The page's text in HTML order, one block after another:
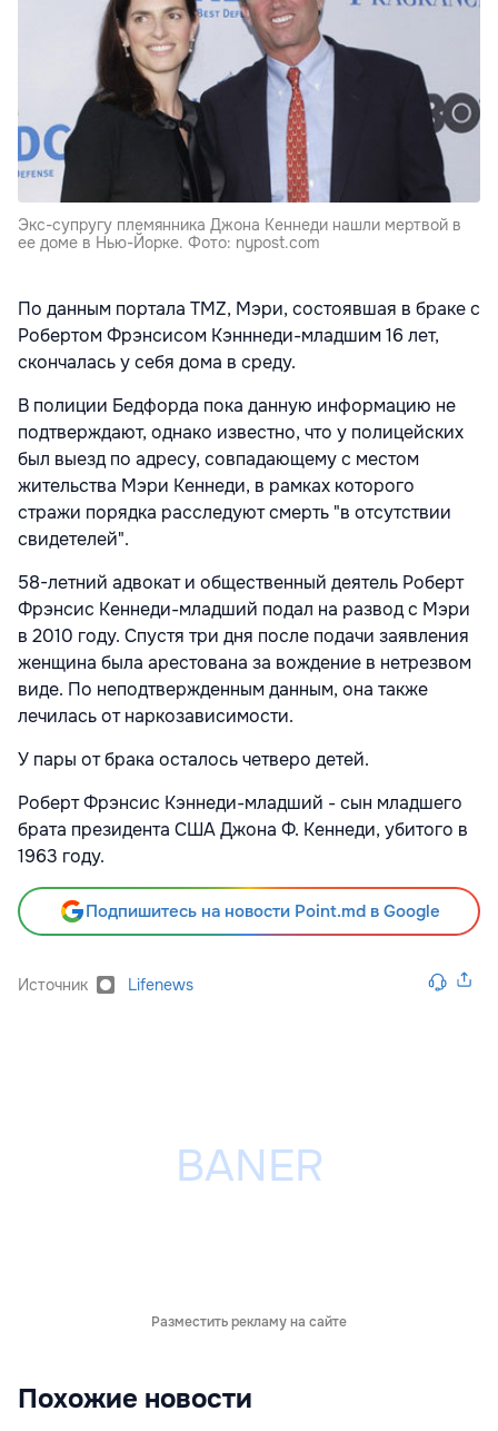
Экс-супругу племянника Джона Кеннеди нашли мертвой в
ее доме в Нью-Йорке. Фото: nypost.com
По данным портала TMZ, Мэри, состоявшая в браке с
Робертом Фрэнсисом Кэнннеди-младшим 16 лет,
скончалась у себя дома в среду.
В полиции Бедфорда пока данную информацию не
подтверждают, однако известно, что у полицейских
был выезд по адресу, совпадающему с местом
жительства Мэри Кеннеди, в рамках которого
стражи порядка расследуют смерть "в отсутствии
свидетелей".
58-летний адвокат и общественный деятель Роберт
Фрэнсис Кеннеди-младший подал на развод с Мэри
в 2010 году. Спустя три дня после подачи заявления
женщина была арестована за вождение в нетрезвом
виде. По неподтвержденным данным, она также
лечилась от наркозависимости.
У пары от брака осталось четверо детей.
Роберт Фрэнсис Кэннеди-младший - сын младшего
брата президента США Джона Ф. Кеннеди, убитого в
1963 году.
Подпишитесь на новости Point.md в Google
Источник Lifenews
Разместить рекламу на сайте
Похожие новости